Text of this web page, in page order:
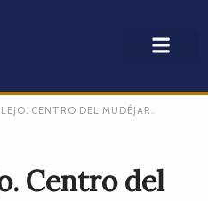
CENTRO DEL MUDÉJAR.
Centro del